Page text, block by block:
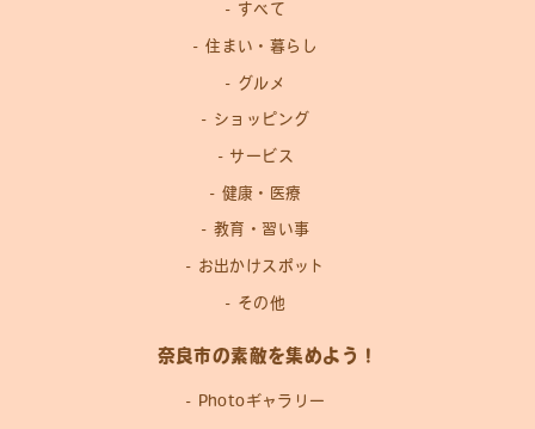
すべて
住まい・暮らし
グルメ
ショッピング
サービス
健康・医療
教育・習い事
お出かけスポット
その他
奈良市の素敵を集めよう！
Photoギャラリー